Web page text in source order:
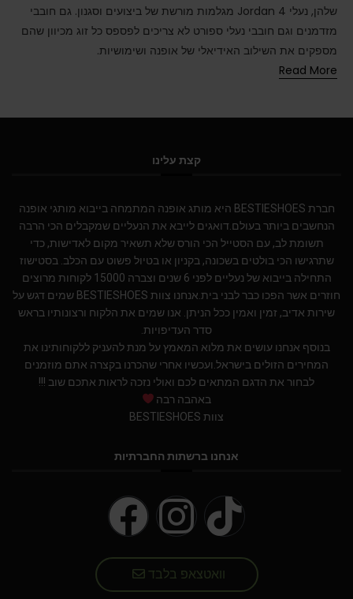
שלהן, נעלי Jordan 4 מגלמות מורשת של ביצועים וסגנון. גם חובבי
מזדמנים וגם חובבי נעלי ספורט לא צריכים לפספס כל זוג מכיוון שהם
מספקים את השילוב האידיאלי של אופנה ושימושיות.
Read More
קצת עלינו
חברת BESTIESHOES היא מותג אופנה המתמחה בייבוא מותגי אופנה
הנחשבים ביותר בעולם.דואגים לייבא את הנעליים שמקבלים הכי הרבה
תשומת לב, עם הסטייל הכי הורס שלא תשאיר מקום לאדישות, כדי
שתרגישו הכי בולטים בשכונה, בקניון או בטיול פשוט עם הכלב. בסטישוז
התחילה בייבוא של נעליים לפני 6 שנים וצברה 15000 לקוחות מרוצים
חוזרים אשר הפכו כבר לבני בית.אנחנו צוות BESTIESHOES שמים דגש על
שירות אדיב, זמין ואמין ככל הניתן. אנו שמים את הלקוח ורצונותיו בראש
סדר העדיפויות.
בנוסף אנחנו עושים את מלוא המאמץ על מנת להעניק ללקוחותינו את
המחירים הזולים בישראל.ועכשיו אחרי שהכרנו בקצרה אתם מוזמנים
לבחור את הדגם המתאים לכם ואולי נזכה לראות אתכם שוב !!!
באהבה רבה
צוות BESTIESHOES
אנחנו ברשתות החברתיות
וואטצאפ בלבד